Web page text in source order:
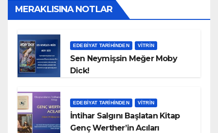
MERAKLISINA NOTLAR
EDEBIYAT TARIHINDEN VITRIN
Sen Neymişsin Meğer Moby
Dick!
EDEBIYAT TARIHINDEN VITRIN
İntihar Salgını Başlatan Kitap
Genç Werther’in Acıları